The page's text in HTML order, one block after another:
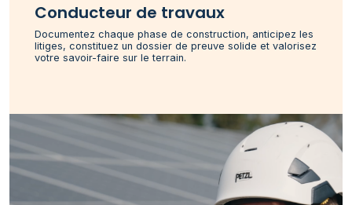
Conducteur de travaux
Documentez chaque phase de construction, anticipez les
litiges, constituez un dossier de preuve solide et valorisez
votre savoir-faire sur le terrain.